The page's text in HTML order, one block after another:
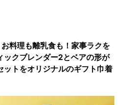
お料理も離乳食も！家事ラクを
ックブレンダー2とベアの形が
ットをオリジナルのギフト巾着